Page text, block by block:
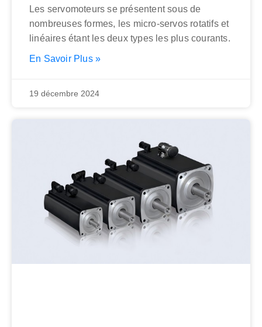
Les servomoteurs se présentent sous de
nombreuses formes, les micro-servos rotatifs et
linéaires étant les deux types les plus courants.
En Savoir Plus »
19 décembre 2024